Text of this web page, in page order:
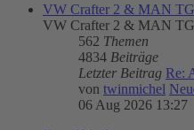
VW Crafter 2 & MAN
VW Crafter 2 & MAN
562 Themen
4834 Beiträge
Letzter Beitrag Re:
von twinmichel
06 Aug 2026 13:27